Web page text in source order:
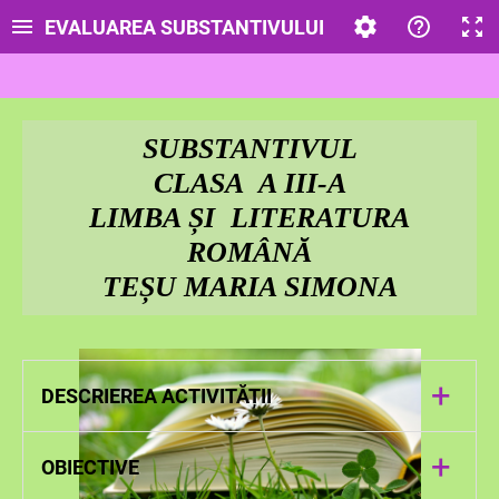
EVALUAREA SUBSTANTIVULUI
SUBSTANTIVUL
CLASA A III-A
LIMBA ȘI LITERATURA
ROMÂNĂ
TEȘU MARIA SIMONA
DESCRIEREA ACTIVITĂȚII +
Lecția are ca scop verificarea
cunoașterii substantivului. Este un
OBIECTIVE +